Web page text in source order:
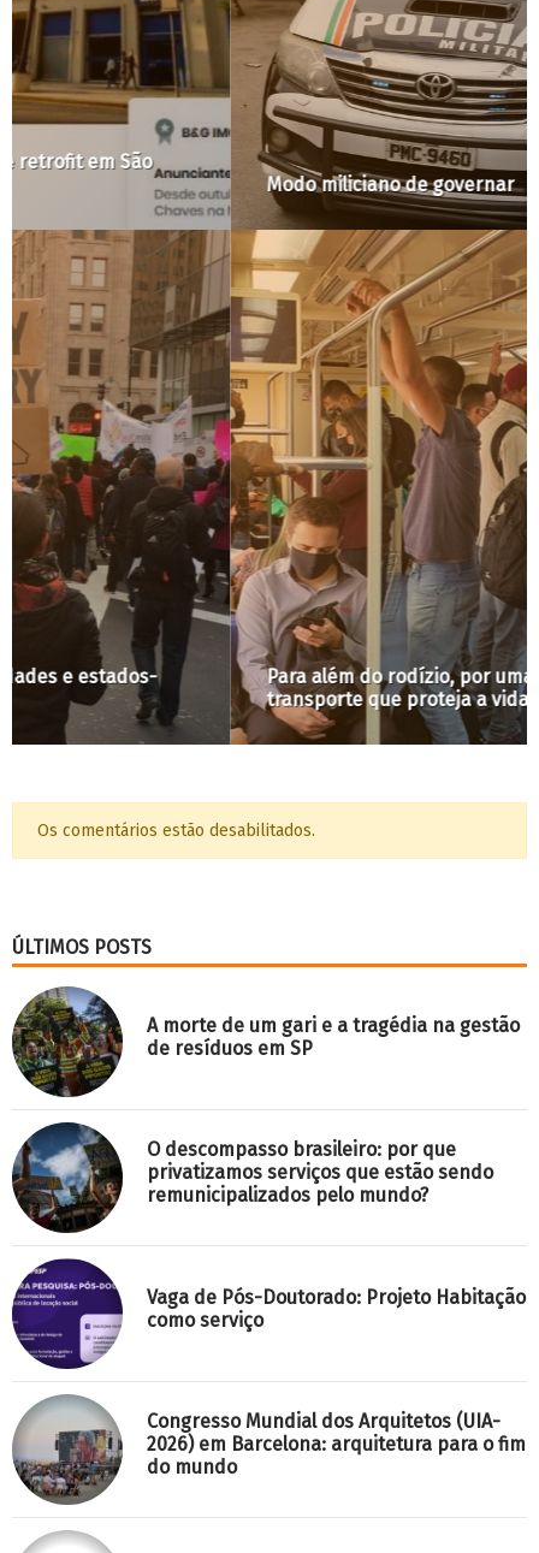
Modo miliciano de governar
Para além do rodízio, por uma política de
transporte que proteja a vida
Os comentários estão desabilitados.
ÚLTIMOS POSTS
A morte de um gari e a tragédia na gestão
de resíduos em SP
O descompasso brasileiro: por que
privatizamos serviços que estão sendo
remunicipalizados pelo mundo?
Vaga de Pós-Doutorado: Projeto Habitação
como serviço
Congresso Mundial dos Arquitetos (UIA-
2026) em Barcelona: arquitetura para o fim
do mundo